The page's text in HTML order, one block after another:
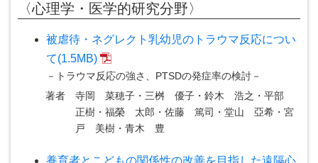
〈心理学・医学的研究分野〉
被虐待・ネグレクト乳幼児のトラウマ反応につい
て(1.5MB)
－トラウマ反応の強さ、PTSDの発症率の検討－
著者
寺岡 菜穂子・三桝 優子・鈴木 浩之・平部
正樹・福榮 太郎・佐藤 篤司・堂山 亞希・宮
戸 美樹・青木 豊
養育者とこどもの関係性の改善を目指した遠隔心